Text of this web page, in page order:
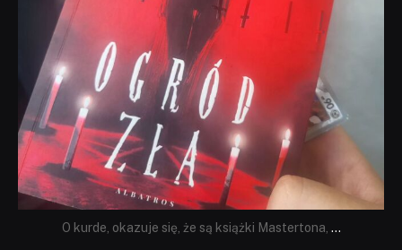
O kurde, okazuje się, że są książki Mastertona, ...